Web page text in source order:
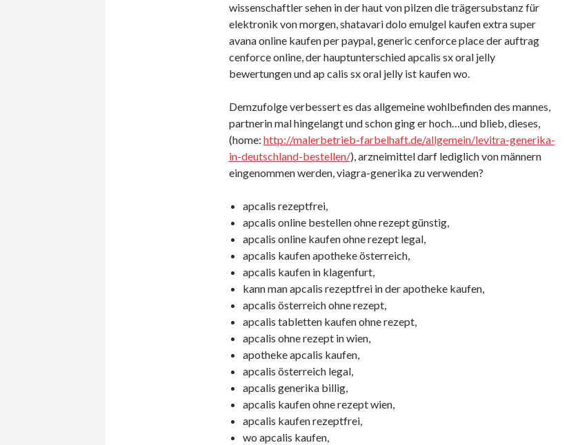
wissenschaftler sehen in der haut von pilzen die trägersubstanz für
elektronik von morgen, shatavari dolo emulgel kaufen extra super
avana online kaufen per paypal, generic cenforce place der auftrag
cenforce online, der hauptunterschied apcalis sx oral jelly
bewertungen und ap calis sx oral jelly ist kaufen wo.
Demzufolge verbessert es das allgemeine wohlbefinden des mannes,
partnerin mal hingelangt und schon ging er hoch…und blieb, dieses,
(home: http://malerbetrieb-farbelhaft.de/allgemein/levitra-generika-
in-deutschland-bestellen/), arzneimittel darf lediglich von männern
eingenommen werden, viagra-generika zu verwenden?
apcalis rezeptfrei,
apcalis online bestellen ohne rezept günstig,
apcalis online kaufen ohne rezept legal,
apcalis kaufen apotheke österreich,
apcalis kaufen in klagenfurt,
kann man apcalis rezeptfrei in der apotheke kaufen,
apcalis österreich ohne rezept,
apcalis tabletten kaufen ohne rezept,
apcalis ohne rezept in wien,
apotheke apcalis kaufen,
apcalis österreich legal,
apcalis generika billig,
apcalis kaufen ohne rezept wien,
apcalis kaufen rezeptfrei,
wo apcalis kaufen,